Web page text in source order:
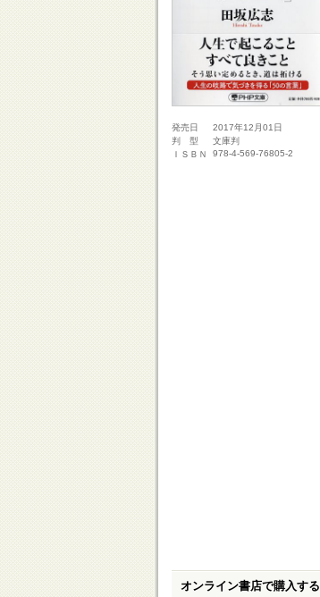
発売日
2017年12月01日
判 型
文庫判
ＩＳＢＮ
978-4-569-76805-2
オンライン書店で購入する